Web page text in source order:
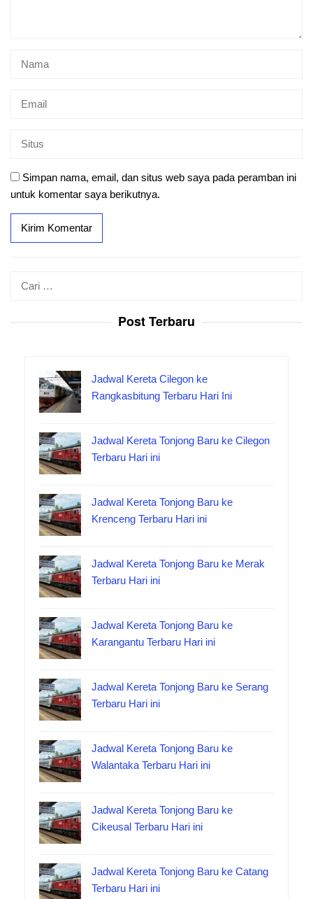
Simpan nama, email, dan situs web saya pada peramban ini
untuk komentar saya berikutnya.
Post Terbaru
Jadwal Kereta Cilegon ke
Rangkasbitung Terbaru Hari Ini
Jadwal Kereta Tonjong Baru ke Cilegon
Terbaru Hari ini
Jadwal Kereta Tonjong Baru ke
Krenceng Terbaru Hari ini
Jadwal Kereta Tonjong Baru ke Merak
Terbaru Hari ini
Jadwal Kereta Tonjong Baru ke
Karangantu Terbaru Hari ini
Jadwal Kereta Tonjong Baru ke Serang
Terbaru Hari ini
Jadwal Kereta Tonjong Baru ke
Walantaka Terbaru Hari ini
Jadwal Kereta Tonjong Baru ke
Cikeusal Terbaru Hari ini
Jadwal Kereta Tonjong Baru ke Catang
Terbaru Hari ini